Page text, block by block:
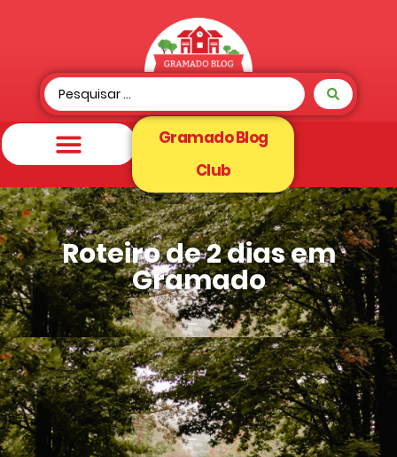
Gramado Blog
Club
Roteiro de 2 dias em
Gramado